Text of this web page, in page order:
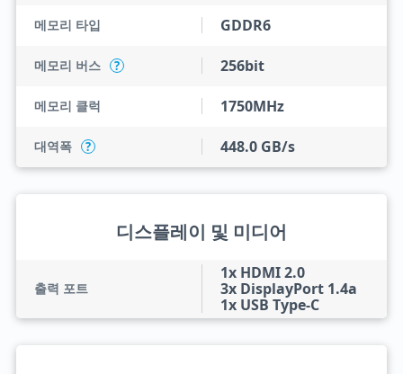
메모리 타입 GDDR6
메모리 버스 ? 256bit
메모리 클럭 1750MHz
대역폭 ? 448.0 GB/s
디스플레이 및 미디어
출력 포트
1x HDMI 2.0
3x DisplayPort 1.4a
1x USB Type-C